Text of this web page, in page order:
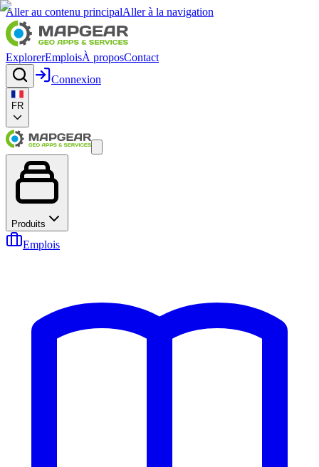
Aller au contenu principalAller à la navigation
ExplorerEmploisÀ proposContact
Connexion
FR
Produits
Emplois